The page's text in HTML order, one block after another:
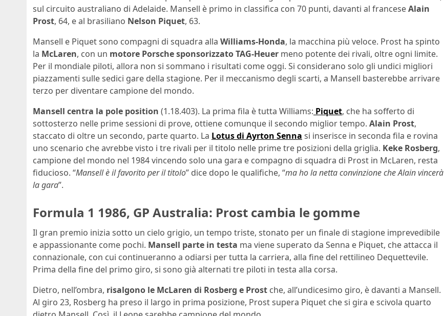
sul circuito australiano di Adelaide. Mansell è primo in classifica con 70 punti, davanti al franceseAlain
Prost, 64, e al brasiliano Nelson Piquet, 63.
Mansell e Piquet sono compagni di squadra alla Williams-Honda, la macchina più veloce. Prost ha spinto
la McLaren, con un motore Porsche sponsorizzato TAG-Heuer meno potente dei rivali, oltre ogni limite.
Per il mondiale piloti, allora non si sommano i risultati come oggi. Si considerano solo gli undici migliori
piazzamenti sulle sedici gare della stagione. Per il meccanismo degli scarti, a Mansell basterebbe arrivare
terzo per diventare campione del mondo.
Mansell centra la pole position (1.18.403). La prima fila è tutta Williams: Piquet, che ha sofferto di
sottosterzo nelle prime sessioni di prove, ottiene comunque il secondo miglior tempo. Alain Prost,
staccato di oltre un secondo, parte quarto. La Lotus di Ayrton Senna si inserisce in seconda fila e rovina
uno scenario che avrebbe visto i tre rivali per il titolo nelle prime tre posizioni della griglia. Keke Rosberg,
campione del mondo nel 1984 vincendo solo una gara e compagno di squadra di Prost in McLaren, resta
fiducioso. “Mansell è il favorito per il titolo” dice dopo le qualifiche, “ma ho la netta convinzione che Alain vincerà
la gara”.
Formula 1 1986, GP Australia: Prost cambia le gomme
Il gran premio inizia sotto un cielo grigio, un tempo triste, stonato per un finale di stagione imprevedibile
e appassionante come pochi. Mansell parte in testa ma viene superato da Senna e Piquet, che attacca il
connazionale, con cui continueranno a odiarsi per tutta la carriera, alla fine del rettilineo Dequettevile.
Prima della fine del primo giro, si sono già alternati tre piloti in testa alla corsa.
Dietro, nell’ombra, risalgono le McLaren di Rosberg e Prost che, all’undicesimo giro, è davanti a Mansell.
Al giro 23, Rosberg ha preso il largo in prima posizione, Prost supera Piquet che si gira e scivola quarto